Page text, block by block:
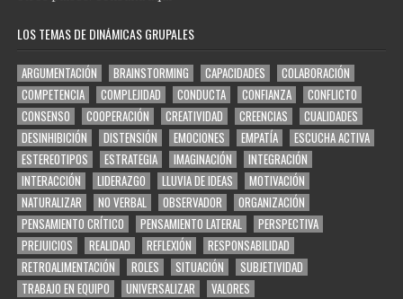
LOS TEMAS DE DINÁMICAS GRUPALES
ARGUMENTACIÓN BRAINSTORMING CAPACIDADES
COLABORACIÓN
COMPETENCIA
COMPLEJIDAD CONDUCTA CONFIANZA
CONFLICTO
CONSENSO
COOPERACIÓN CREATIVIDAD CREENCIAS
CUALIDADES
DESINHIBICIÓN
DISTENSIÓN EMOCIONES EMPATÍA
ESCUCHA ACTIVA
ESTEREOTIPOS
ESTRATEGIA IMAGINACIÓN
INTEGRACIÓN
INTERACCIÓN
LIDERAZGO LLUVIA DE IDEAS
MOTIVACIÓN
NATURALIZAR
NO VERBAL OBSERVADOR
ORGANIZACIÓN
PENSAMIENTO CRÍTICO
PENSAMIENTO LATERAL
PERSPECTIVA
PREJUICIOS
REALIDAD REFLEXIÓN
RESPONSABILIDAD
RETROALIMENTACIÓN
ROLES SITUACIÓN
SUBJETIVIDAD
TRABAJO EN EQUIPO
UNIVERSALIZAR VALORES